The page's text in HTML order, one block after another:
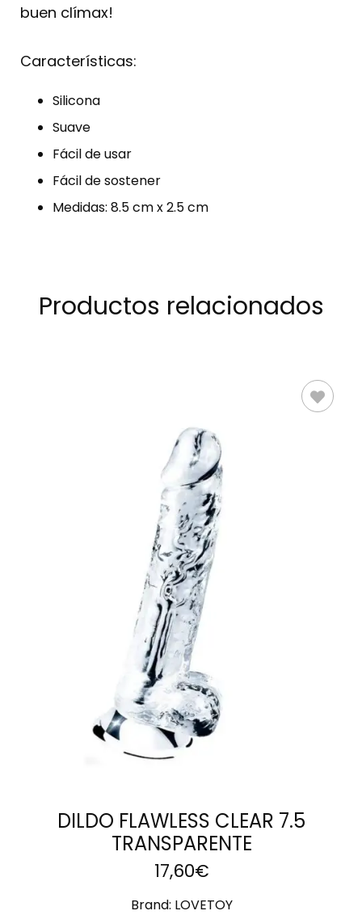
buen clímax!
Características:
Silicona
Suave
Fácil de usar
Fácil de sostener
Medidas: 8.5 cm x 2.5 cm
Productos relacionados
LEER MÁS
DILDO FLAWLESS CLEAR 7.5
TRANSPARENTE
17,60€
Brand: LOVETOY